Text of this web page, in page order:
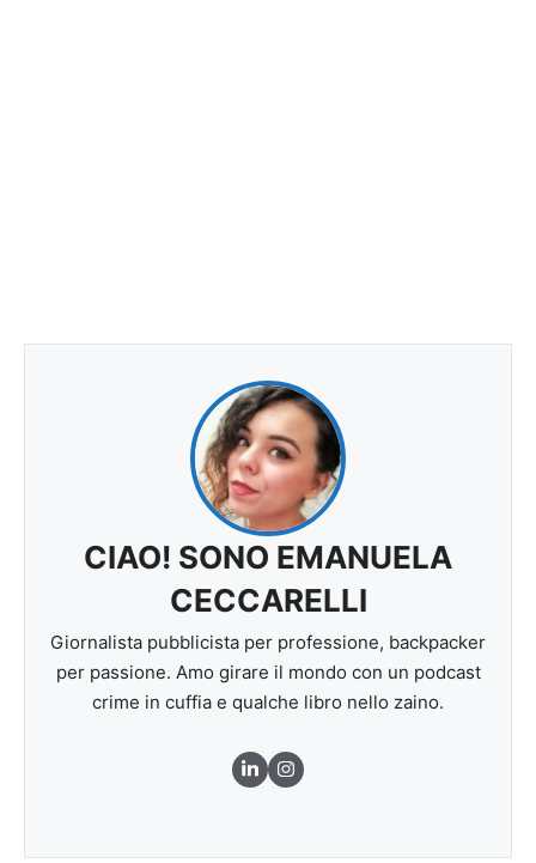
CIAO! SONO EMANUELA
CECCARELLI
Giornalista pubblicista per professione, backpacker
per passione. Amo girare il mondo con un podcast
crime in cuffia e qualche libro nello zaino.